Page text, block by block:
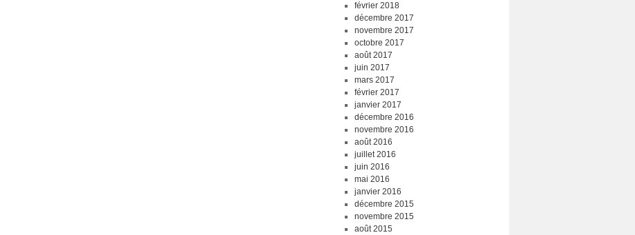
février 2018
décembre 2017
novembre 2017
octobre 2017
août 2017
juin 2017
mars 2017
février 2017
janvier 2017
décembre 2016
novembre 2016
août 2016
juillet 2016
juin 2016
mai 2016
janvier 2016
décembre 2015
novembre 2015
août 2015